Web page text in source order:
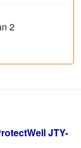
2
JTY-